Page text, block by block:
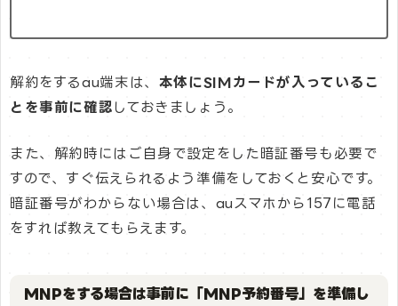
解約をするau端末は、 本体にSIMカードが入っているこ
とを事前に確認 しておきましょう。
また、解約時にはご自身で設定をした暗証番号も必要で
すので、すぐ伝えられるよう準備をしておくと安心です。
暗証番号がわからない場合は、auスマホから157に電話
をすれば教えてもらえます。
MNPをする場合は事前に「MNP予約番号」を準備し